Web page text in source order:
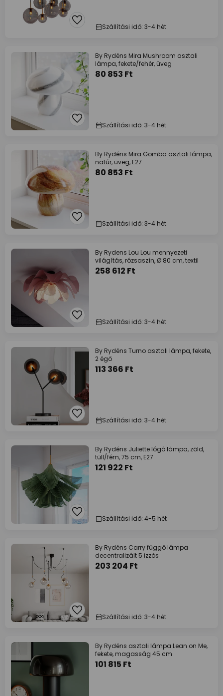
Szállítási idő: 3-4 hét
By Rydéns Mira Mushroom asztali
lámpa, fekete/fehér, üveg
80 853 Ft
Szállítási idő: 3-4 hét
By Rydéns Mira Gomba asztali lámpa,
natúr, üveg, E27
80 853 Ft
Szállítási idő: 3-4 hét
By Rydens Lou Lou mennyezeti
világítás, rózsaszín, Ø 80 cm, textil
258 612 Ft
Szállítási idő: 3-4 hét
By Rydéns Turno asztali lámpa, fekete,
2 égő
113 366 Ft
Szállítási idő: 3-4 hét
By Rydéns Juliette lógó lámpa, zöld,
tüll/fém, 75 cm, E27
121 922 Ft
Szállítási idő: 4-5 hét
By Rydéns Carry függő lámpa
decentralizált 5 izzós
203 204 Ft
Szállítási idő: 3-4 hét
By Rydéns asztali lámpa Lean on Me,
fekete, magasság 45 cm
101 815 Ft